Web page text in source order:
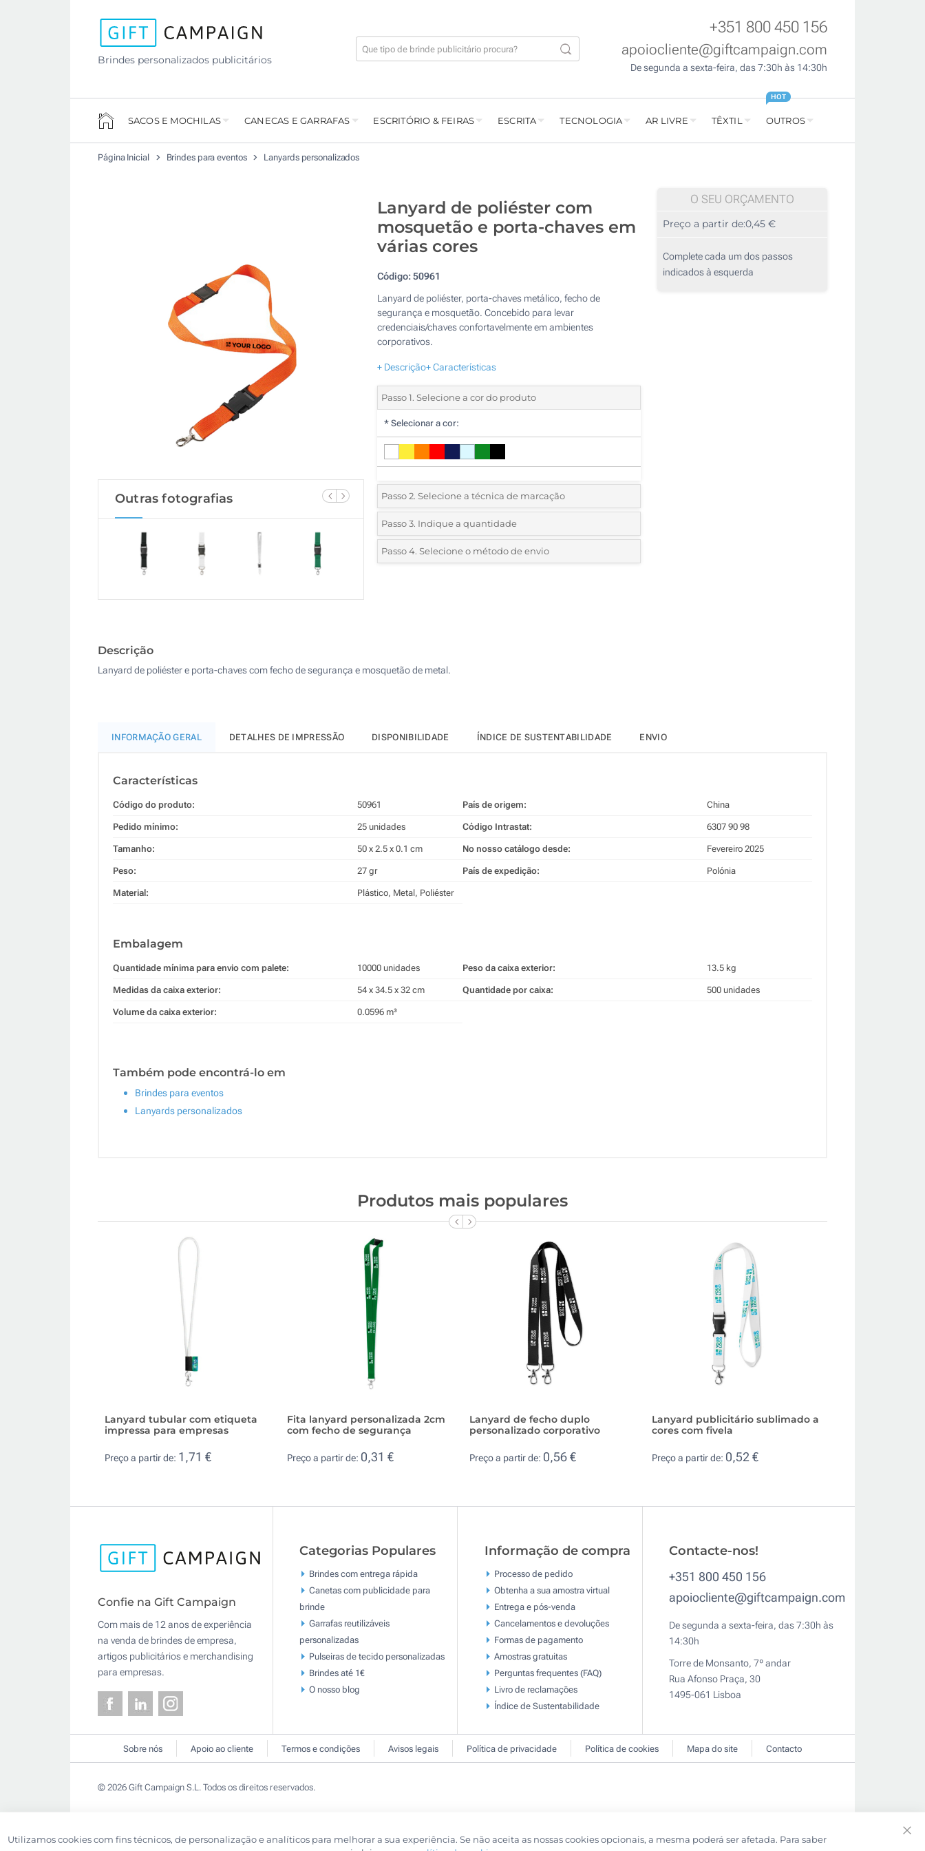
Brindes personalizados publicitários
+351 800 450 156
apoiocliente@giftcampaign.com
De segunda a sexta-feira, das 7:30h às 14:30h
SACOS E MOCHILAS CANECAS E GARRAFAS ESCRITÓRIO & FEIRAS ESCRITA TECNOLOGIA AR LIVRE TÊXTIL OUTROS
HOT
Página Inicial Brindes para eventos Lanyards personalizados
Outras fotografias
Lanyard de poliéster com
mosquetão e porta-chaves em
várias cores
Código:50961
Lanyard de poliéster, porta-chaves metálico, fecho de
segurança e mosquetão. Concebido para levar
credenciais/chaves confortavelmente em ambientes
corporativos.
+ Descrição+ Características
Passo 1. Selecione a cor do produto
* Selecionar a cor:
Passo 2. Selecione a técnica de marcação
*Selecione o tipo de marcação e as cores do logotipo:
1 Cor (Num lado)
Passo 3. Indique a quantidade
*Quantidade mínima:25
Outra : Atualizar
Passo 4. Selecione o método de envio
O SEU ORÇAMENTO
Preço a partir de:0,45 €
Complete cada um dos passos
indicados à esquerda
Descrição
Lanyard de poliéster e porta-chaves com fecho de segurança e mosquetão de metal.
INFORMAÇÃO GERAL DETALHES DE IMPRESSÃO DISPONIBILIDADE ÍNDICE DE SUSTENTABILIDADE ENVIO
Características
Código do produto: 50961
Pedido mínimo: 25 unidades
Tamanho: 50 x 2.5 x 0.1 cm
Peso: 27 gr
Material: Plástico, Metal, Poliéster
País de origem: China
Código Intrastat: 6307 90 98
No nosso catálogo desde: Fevereiro 2025
País de expedição: Polónia
Embalagem
Quantidade mínima para envio com palete: 10000 unidades
Medidas da caixa exterior: 54 x 34.5 x 32 cm
Volume da caixa exterior: 0.0596 m³
Peso da caixa exterior: 13.5 kg
Quantidade por caixa: 500 unidades
Também pode encontrá-lo em
Brindes para eventos
Lanyards personalizados
Produtos mais populares
Lanyard tubular com etiqueta
impressa para empresas
Preço a partir de: 1,71 €
Fita lanyard personalizada 2cm
com fecho de segurança
Preço a partir de: 0,31 €
Lanyard de fecho duplo
personalizado corporativo
Preço a partir de: 0,56 €
Lanyard publicitário sublimado a
cores com fivela
Preço a partir de: 0,52 €
Confie na Gift Campaign
Com mais de 12 anos de experiência
na venda de brindes de empresa,
artigos publicitários e merchandising
para empresas.
Categorias Populares
Brindes com entrega rápida
Canetas com publicidade para
brinde
Garrafas reutilizáveis
personalizadas
Pulseiras de tecido personalizadas
Brindes até 1€
O nosso blog
Informação de compra
Processo de pedido
Obtenha a sua amostra virtual
Entrega e pós-venda
Cancelamentos e devoluções
Formas de pagamento
Amostras gratuitas
Perguntas frequentes (FAQ)
Livro de reclamaçōes
Índice de Sustentabilidade
Contacte-nos!
+351 800 450 156
apoiocliente@giftcampaign.com
De segunda a sexta-feira, das 7:30h às
14:30h
Torre de Monsanto, 7º andar
Rua Afonso Praça, 30
1495-061 Lisboa
Sobre nós Apoio ao cliente Termos e condições Avisos legais Política de privacidade Política de cookies Mapa do site Contacto
© 2026 Gift Campaign S.L. Todos os direitos reservados.
Utilizamos cookies com fins técnicos, de personalização e analíticos para melhorar a sua experiência. Se não aceita as nossas cookies opcionais, a mesma poderá ser afetada. Para saber